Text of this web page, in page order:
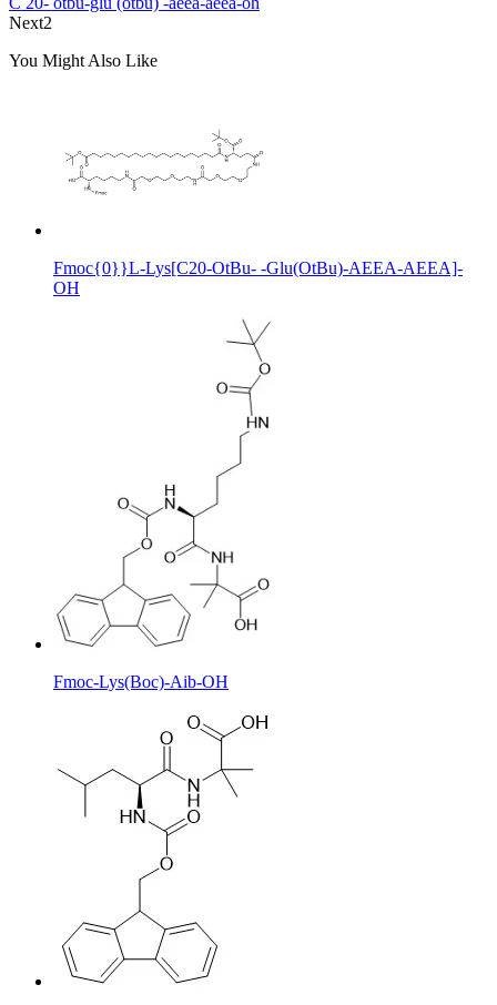
Next2
You Might Also Like
Fmoc{0}}L-Lys[C20-OtBu- -Glu(OtBu)-AEEA-AEEA]-
OH
Fmoc-Lys(Boc)-Aib-OH